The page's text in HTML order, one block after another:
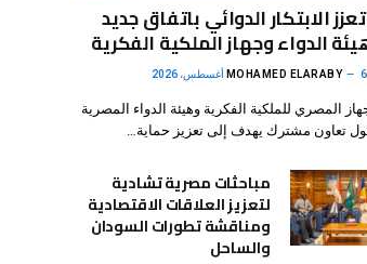
الابتكار الدوائي باتفاق جديد
الدواء وجهاز الملكية الفكرية
MOHAMED ELARABY 6 أغسطس، 2026
المصري للملكية الفكرية وهيئة الدواء المصرية
تعاون مشترك يهدف إلى تعزيز حماية…
مباحثات مصرية تشادية
لتعزيز العلاقات الاقتصادية
ومناقشة تطورات السودان
والساحل